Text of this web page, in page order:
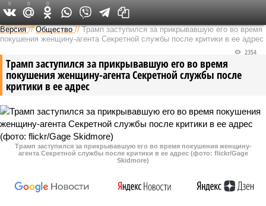
Федеральный выпуск
Версия //Общество //Трамп заступился за прикрывавшую его во время
покушения женщину-агента Секретной службы после критики в ее адрес
Трамп заступился за прикрывавшую его во время
покушения женщину-агента Секретной службы после
критики в ее адрес
2354
Трамп заступился за прикрывавшую его во время покушения женщину-
агента Секретной службы после критики в ее адрес (фото: flickr/Gage
Skidmore)
0 0 0